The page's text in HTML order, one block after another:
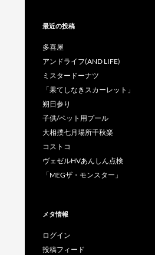
最近の投稿
多喜屋
アンドライフ(AND LIFE)
ミスタードーナツ
「果てしなきスカーレット」
朔日参り
子供/ペット用プール
大相撲七月場所千秋楽
コストコ
ヴェゼルHVあんしん点検
「MEGザ・モンスター」
メタ情報
ログイン
投稿フィード